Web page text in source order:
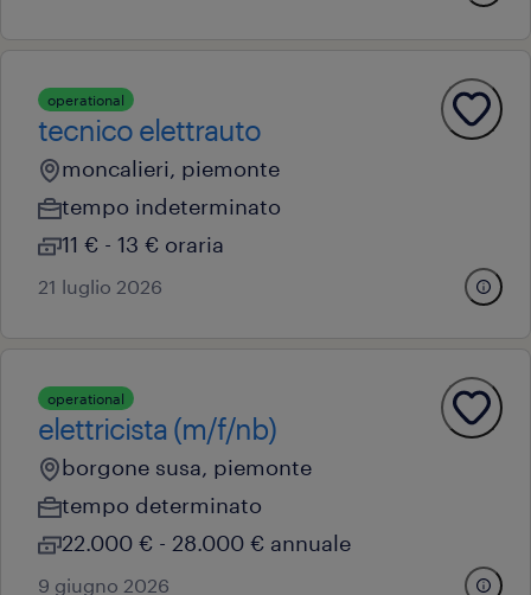
operational
tecnico elettrauto
moncalieri, piemonte
tempo indeterminato
11 € - 13 € oraria
21 luglio 2026
operational
elettricista (m/f/nb)
borgone susa, piemonte
tempo determinato
22.000 € - 28.000 € annuale
9 giugno 2026